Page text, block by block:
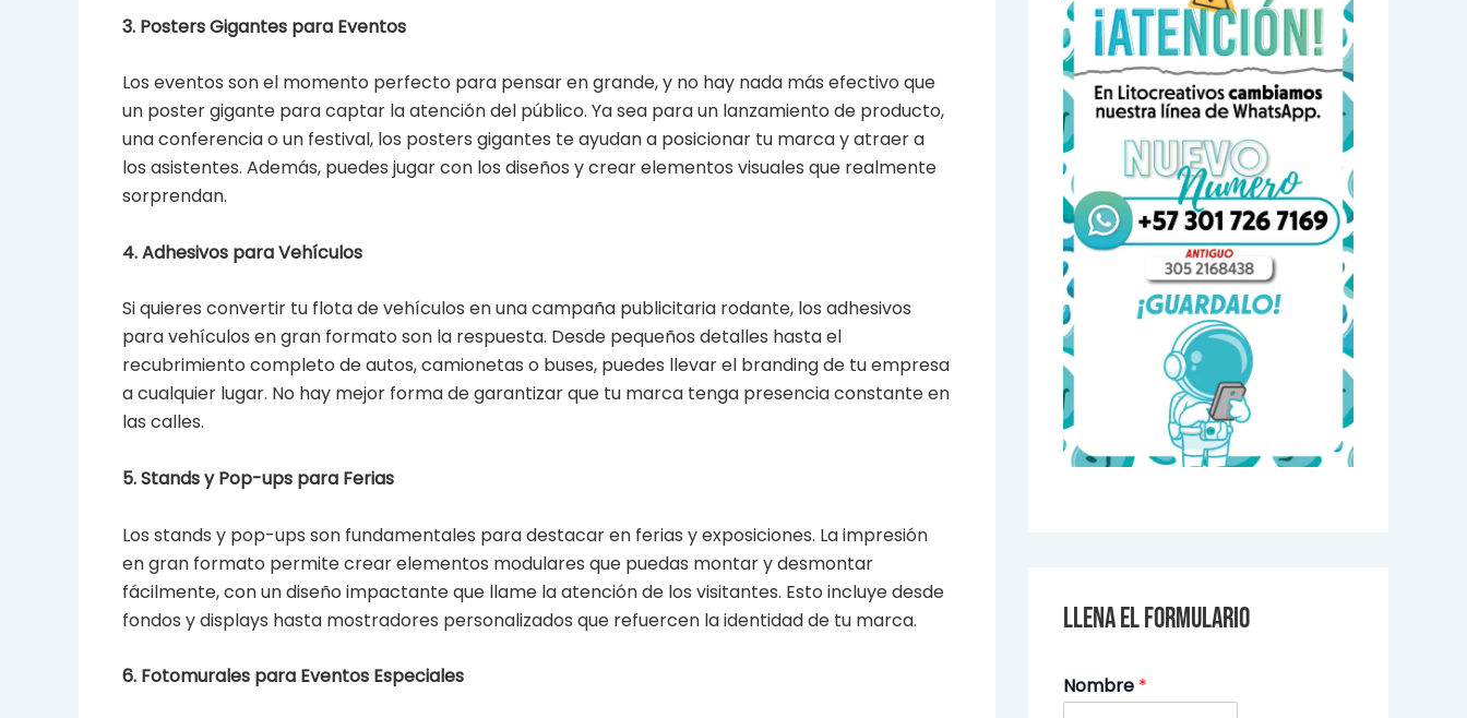
3. Posters Gigantes para Eventos
Los eventos son el momento perfecto para pensar en grande, y no hay nada más efectivo que
un poster gigante para captar la atención del público. Ya sea para un lanzamiento de producto,
una conferencia o un festival, los posters gigantes te ayudan a posicionar tu marca y atraer a
los asistentes. Además, puedes jugar con los diseños y crear elementos visuales que realmente
sorprendan.
4. Adhesivos para Vehículos
Si quieres convertir tu flota de vehículos en una campaña publicitaria rodante, los adhesivos
para vehículos en gran formato son la respuesta. Desde pequeños detalles hasta el
recubrimiento completo de autos, camionetas o buses, puedes llevar el branding de tu empresa
a cualquier lugar. No hay mejor forma de garantizar que tu marca tenga presencia constante en
las calles.
5. Stands y Pop-ups para Ferias
Los stands y pop-ups son fundamentales para destacar en ferias y exposiciones. La impresión
en gran formato permite crear elementos modulares que puedas montar y desmontar
fácilmente, con un diseño impactante que llame la atención de los visitantes. Esto incluye desde
fondos y displays hasta mostradores personalizados que refuercen la identidad de tu marca.
6. Fotomurales para Eventos Especiales
Llena el formulario
Nombre *